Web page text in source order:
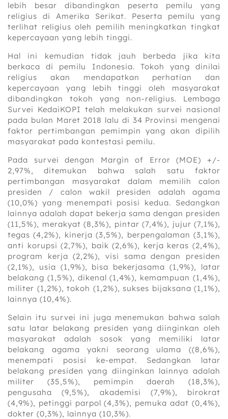
lebih besar dibandingkan peserta pemilu yang
religius di Amerika Serikat. Peserta pemilu yang
terlihat religius oleh pemilih meningkatkan tingkat
kepercayaan yang lebih tinggi.
Hal ini kemudian tidak jauh berbeda jika kita
berkaca di pemilu Indonesia. Tokoh yang dinilai
religius akan mendapatkan perhatian dan
kepercayaan yang lebih tinggi oleh masyarakat
dibandingkan tokoh yang non-religius. Lembaga
Survei KedaiKOPI telah melakukan survei nasional
pada bulan Maret 2018 lalu di 34 Provinsi mengenai
faktor pertimbangan pemimpin yang akan dipilih
masyarakat pada kontestasi pemilu.
Pada survei dengan Margin of Error (MOE) +/-
2,97%, ditemukan bahwa salah satu faktor
pertimbangan masyarakat dalam memilih calon
presiden / calon wakil presiden adalah agama
(10,0%) yang menempati posisi kedua. Sedangkan
lainnya adalah dapat bekerja sama dengan presiden
(11,5%), merakyat (8,3%), pintar (7,4%), jujur (7,1%),
tegas (4,2%), kinerja (3,5%), berpengalaman (3,1%),
anti korupsi (2,7%), baik (2,6%), kerja keras (2,4%),
program kerja (2,2%), visi sama dengan presiden
(2,1%), usia (1,9%), bisa bekerjasama (1,9%), latar
belakang (1,5%), dikenal (1,4%), kemampuan (1,4%),
militer (1,2%), tokoh (1,2%), sukses bijaksana (1,1%),
lainnya (10,4%).
Selain itu survei ini juga menemukan bahwa salah
satu latar belakang presiden yang diinginkan oleh
masyarakat adalah sosok yang memiliki latar
belakang agama yakni seorang ulama ((8,6%),
menempati posisi ke-empat. Sedangkan latar
belakang presiden yang diinginkan lainnya adalah
militer (35,5%), pemimpin daerah (18,3%),
pengusaha (9,5%), akademisi (7,9%), birokrat
(4,9%), petinggi parpol (4,3%), pemuka adat (0,4%),
dokter (0,3%), lainnya (10,3%).